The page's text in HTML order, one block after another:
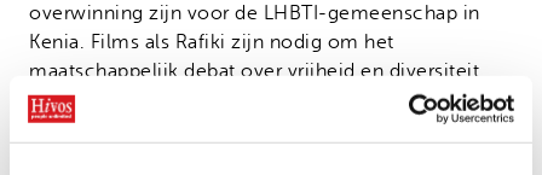
overwinning zijn voor de LHBTI-gemeenschap in
Kenia. Films als Rafiki zijn nodig om het
maatschappelijk debat over vrijheid en diversiteit
aan te blijven wakkeren.
Hivos Free to be me Award